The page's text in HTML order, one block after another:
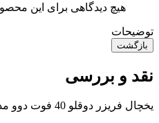
هیچ دیدگاهی برای این
توضیحات
بازگشت
نقد و بررسی
یخچال فریزر دوقلو 40 فوت دوو مدل SRI/SFI-20MW